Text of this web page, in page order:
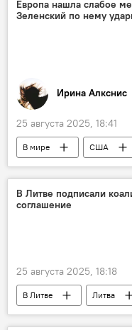
Европа нашла слабое
Зеленский по нему
Ирина Алкснис
25 августа 2025, 18:41
В мире США
нефть
Дональд
Владимир Зеленский
Венгрия
В Литве подписали
соглашение
25 августа 2025, 18:18
В Литве Литва
Политика